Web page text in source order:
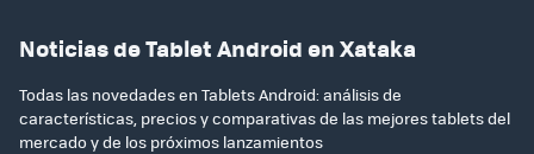
Noticias de Tablet Android en Xataka
Todas las novedades en Tablets Android: análisis de
características, precios y comparativas de las mejores tablets del
mercado y de los próximos lanzamientos